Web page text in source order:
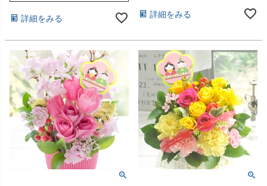
詳細をみる 詳細をみる